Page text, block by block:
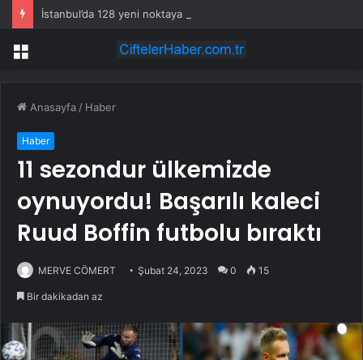
İstanbul’da 128 yeni noktaya daha EDS geliyor
Menü
Anasayfa / Haber
Haber
11 sezondur ülkemizde
oynuyordu! Başarılı kaleci
Ruud Boffin futbolu bıraktı
MERVE CÖMERT Şubat 24, 2023 0 15
Bir dakikadan az